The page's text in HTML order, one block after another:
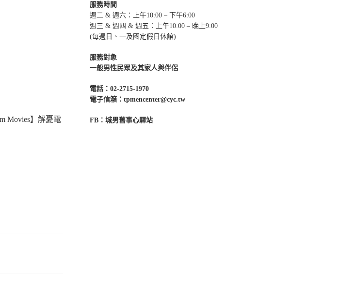
Movies】解憂電
服務時間
週二 & 週六：上午10:00 – 下午6:00
週三 & 週四 & 週五：上午10:00 – 晚上9:00
(每週日、一及國定假日休館)
服務對象
一般男性民眾及其家人與伴侶
電話：02-2715-1970
電子信箱：tpmencenter@cyc.tw
FB：城男舊事心驛站